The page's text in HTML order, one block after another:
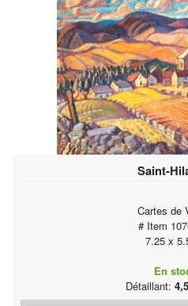
Saint-
Cartes de
# Item
7.25 x
En
Détaillant: